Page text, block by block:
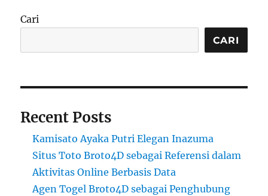
Cari
CARI
Recent Posts
Kamisato Ayaka Putri Elegan Inazuma
Situs Toto Broto4D sebagai Referensi dalam
Aktivitas Online Berbasis Data
Agen Togel Broto4D sebagai Penghubung